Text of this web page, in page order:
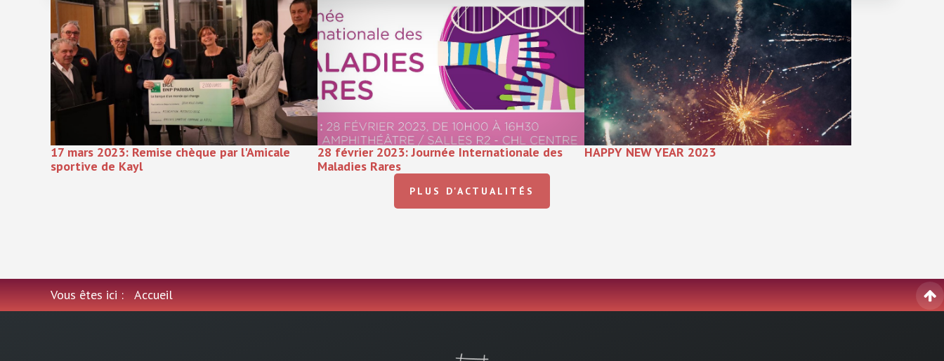
17 mars 2023: Remise chèque par l'Amicale
sportive de Kayl
28 février 2023: Journée Internationale des
Maladies Rares
HAPPY NEW YEAR 2023
PLUS D'ACTUALITÉS
Vous êtes ici : Accueil